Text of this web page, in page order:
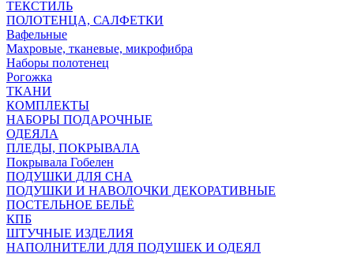
ТЕКСТИЛЬ
ПОЛОТЕНЦА, САЛФЕТКИ
Вафельные
Махровые, тканевые, микрофибра
Наборы полотенец
Рогожка
ТКАНИ
КОМПЛЕКТЫ
НАБОРЫ ПОДАРОЧНЫЕ
ОДЕЯЛА
ПЛЕДЫ, ПОКРЫВАЛА
Покрывала Гобелен
ПОДУШКИ ДЛЯ СНА
ПОДУШКИ И НАВОЛОЧКИ ДЕКОРАТИВНЫЕ
ПОСТЕЛЬНОЕ БЕЛЬЁ
КПБ
ШТУЧНЫЕ ИЗДЕЛИЯ
НАПОЛНИТЕЛИ ДЛЯ ПОДУШЕК И ОДЕЯЛ